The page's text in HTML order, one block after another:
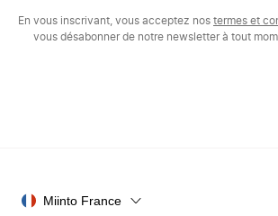
En vous inscrivant, vous acceptez nos termes et
vous désabonner de notre newsletter à tout
Miinto France